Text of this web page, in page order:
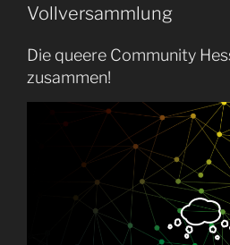
Vollversammlung
Die queere Community
zusammen!